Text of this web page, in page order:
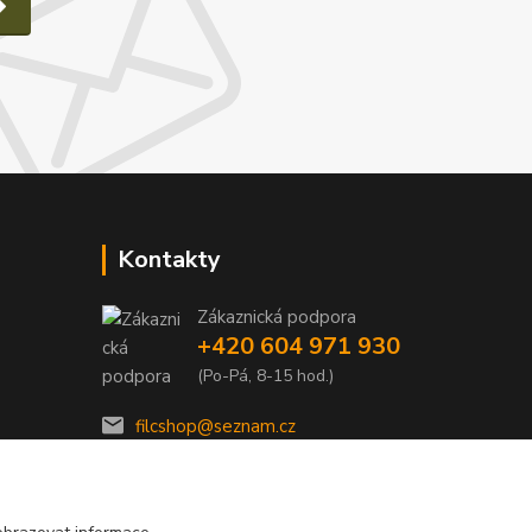
Kontakty
Zákaznická podpora
+420 604 971 930
(Po-Pá, 8-15 hod.)
filcshop@seznam.cz